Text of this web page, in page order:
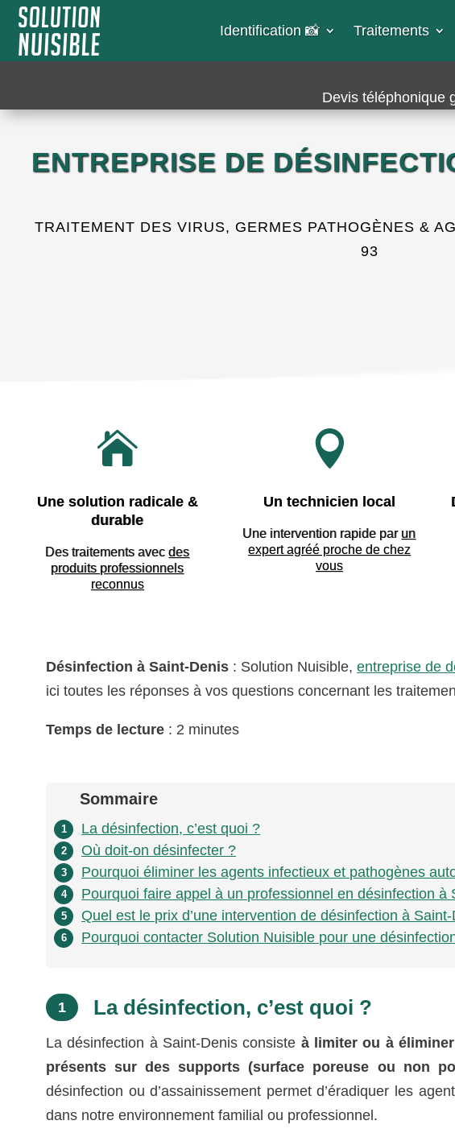
Identification 📸​ Traitements
Devis téléphonique
ENTREPRISE DE
TRAITEMENT DES VIRUS, GERMES PATHOGÈNES &
93

Une solution radicale &
durable
Des traitements avecdes
produits professionnels
reconnus

Un technicien local
Une intervention rapide par un
expert agréé proche de chez
vous
Désinfection à Saint-Denis : Solution Nuisible,entreprise de
ici toutes les réponses à vos questions concernant les
Temps de lecture : 2 minutes
Sommaire
1 La désinfection, c’est quoi ?
2 Où doit-on désinfecter ?
3 Pourquoi éliminer les agents infectieux et pathogènes
4 Pourquoi faire appel à un professionnel en désinfection à
5 Quel est le prix d’une intervention de désinfection à
6 Pourquoi contacter Solution Nuisible pour une
1 La désinfection, c’est quoi ?
La désinfection à Saint-Denis consiste à limiter ou à
présents sur des supports (surface poreuse ou non
désinfection ou d’assainissement permet d’éradiquer les
dans notre environnement familial ou professionnel.